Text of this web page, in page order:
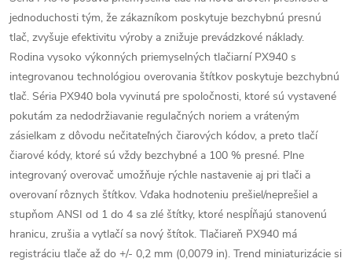
jednoduchosti tým, že zákazníkom poskytuje bezchybnú presnú
tlač, zvyšuje efektivitu výroby a znižuje prevádzkové náklady.
Rodina vysoko výkonných priemyselných tlačiarní PX940 s
integrovanou technológiou overovania štítkov poskytuje bezchybnú
tlač. Séria PX940 bola vyvinutá pre spoločnosti, ktoré sú vystavené
pokutám za nedodržiavanie regulačných noriem a vráteným
zásielkam z dôvodu nečitateľných čiarových kódov, a preto tlačí
čiarové kódy, ktoré sú vždy bezchybné a 100 % presné. Plne
integrovaný overovač umožňuje rýchle nastavenie aj pri tlači a
overovaní rôznych štítkov. Vďaka hodnoteniu prešiel/neprešiel a
stupňom ANSI od 1 do 4 sa zlé štítky, ktoré nespĺňajú stanovenú
hranicu, zrušia a vytlačí sa nový štítok. Tlačiareň PX940 má
registráciu tlače až do +/- 0,2 mm (0,0079 in). Trend miniaturizácie si